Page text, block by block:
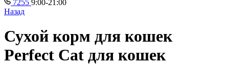
7255 9:00-21:00
Назад
Сухой корм для кошек
Perfect Cat для кошек